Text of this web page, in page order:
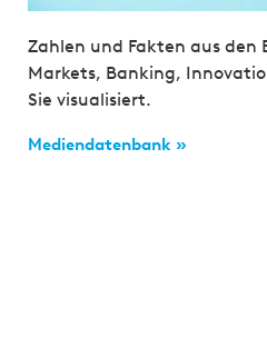
Zahlen und Fakten aus den
Markets, Banking,
Sie visualisiert.
Mediendatenbank »